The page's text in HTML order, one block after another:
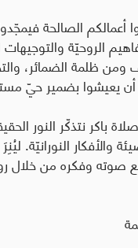
الروحيّة
ومن ظلمة الضمائر،
يعيشوا بضمير حيّ
باكر نتذكّر النور
والأفكار النورانيّة.
صوته وفكره من خلال